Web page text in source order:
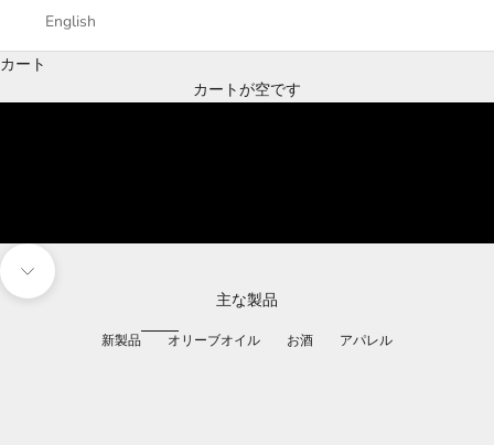
English
カート
カートが空です
オリーブオイル
次のセクションに移動
主な製品
新製品 オリーブオイル お酒 アパレル